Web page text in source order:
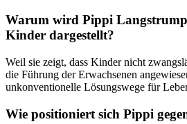
Warum wird Pippi
Kinder dargestellt?
Weil sie zeigt, dass Kinder nicht
die Führung der Erwachsenen
unkonventionelle Lösungswege für
Wie positioniert sich Pippi